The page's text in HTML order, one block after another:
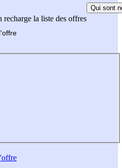
recharge la liste des offres
Qui sont